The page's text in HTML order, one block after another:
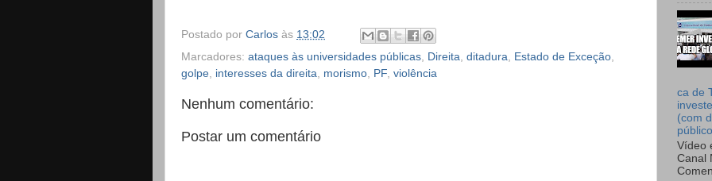
Postado por Carlos às 13:02
Marcadores: ataques às universidades públicas Direita ditadura Estado de Exceção
golpe interesses da direita morismo PF violência
Nenhum comentário:
Postar um comentário
ca de
(com
Vídeo
Canal